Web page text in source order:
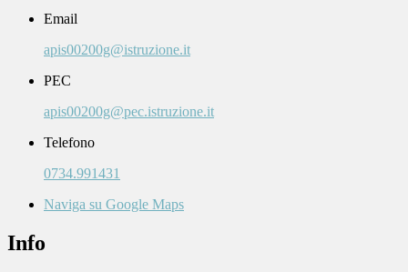
Email
apis00200g@istruzione.it
PEC
apis00200g@pec.istruzione.it
Telefono
0734.991431
Naviga su Google Maps
Info